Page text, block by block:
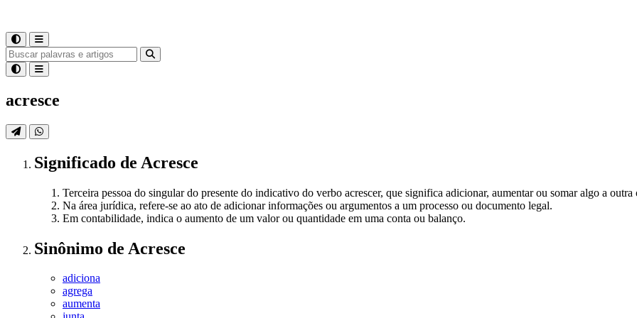
acresce
Significado de Acresce
Terceira pessoa do singular do presente do indicativo do verbo acrescer, que significa adicionar, aumentar ou somar algo a outra
Na área jurídica, refere-se ao ato de adicionar informações ou argumentos a um processo ou documento legal.
Em contabilidade, indica o aumento de um valor ou quantidade em uma conta ou balanço.
Sinônimo de Acresce
adiciona
agrega
aumenta